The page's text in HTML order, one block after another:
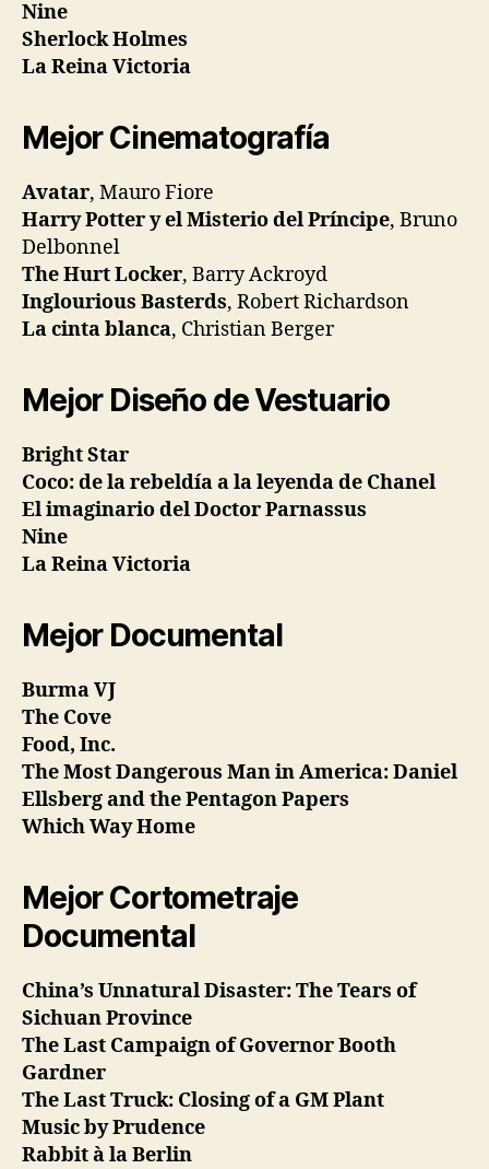
Nine
Sherlock Holmes
La Reina Victoria
Mejor Cinematografía
Avatar, Mauro Fiore
Harry Potter y el Misterio del Príncipe, Bruno
Delbonnel
The Hurt Locker, Barry Ackroyd
Inglourious Basterds, Robert Richardson
La cinta blanca, Christian Berger
Mejor Diseño de Vestuario
Bright Star
Coco: de la rebeldía a la leyenda de Chanel
El imaginario del Doctor Parnassus
Nine
La Reina Victoria
Mejor Documental
Burma VJ
The Cove
Food, Inc.
The Most Dangerous Man in America: Daniel
Ellsberg and the Pentagon Papers
Which Way Home
Mejor Cortometraje
Documental
China’s Unnatural Disaster: The Tears of
Sichuan Province
The Last Campaign of Governor Booth
Gardner
The Last Truck: Closing of a GM Plant
Music by Prudence
Rabbit à la Berlin